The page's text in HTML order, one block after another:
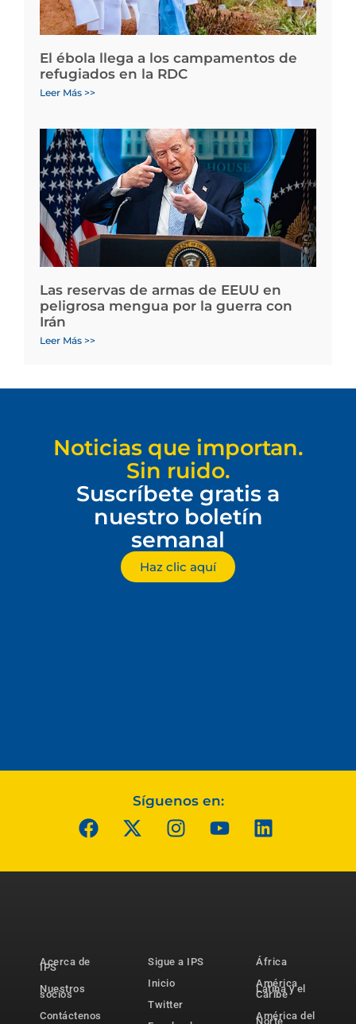
El ébola llega a los campamentos de
refugiados en la RDC
Leer Más >>
Las reservas de armas de EEUU en
peligrosa mengua por la guerra con
Irán
Leer Más >>
Noticias que importan.
Sin ruido.
Suscríbete gratis a
nuestro boletín
semanal
Haz clic aquí
Síguenos en:
Acerca de
IPS
Nuestros
socios
Contáctenos
Sigue a IPS
Inicio
Twitter
África
América
Latina y el
Caribe
América del
Norte